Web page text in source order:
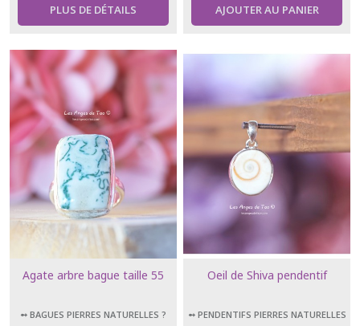
PLUS DE DÉTAILS AJOUTER AU PANIER
Agate arbre bague taille 55
➻ BAGUES PIERRES NATURELLES ?
Oeil de Shiva pendentif
➻ PENDENTIFS PIERRES NATURELLES